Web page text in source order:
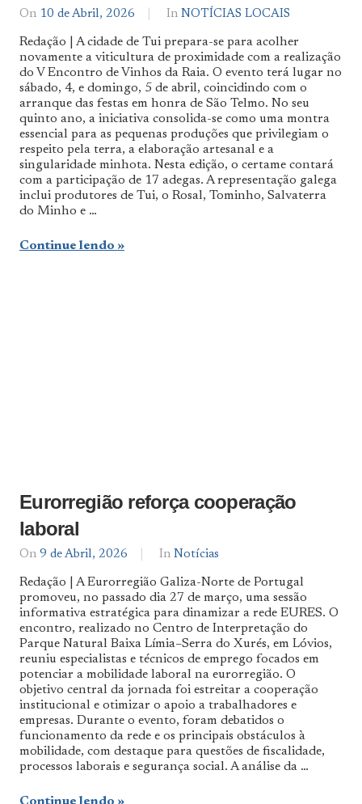
On 10 de Abril, 2026
By
De
Norte
a
Sul
In NOTÍCIAS LOCAIS
Redação | A cidade de Tui prepara-se para acolher
novamente a viticultura de proximidade com a realização
do V Encontro de Vinhos da Raia. O evento terá lugar no
sábado, 4, e domingo, 5 de abril, coincidindo com o
arranque das festas em honra de São Telmo. No seu
quinto ano, a iniciativa consolida-se como uma montra
essencial para as pequenas produções que privilegiam o
respeito pela terra, a elaboração artesanal e a
singularidade minhota. Nesta edição, o certame contará
com a participação de 17 adegas. A representação galega
inclui produtores de Tui, o Rosal, Tominho, Salvaterra
do Minho e …
Continue lendo
Eurorregião reforça cooperação
laboral
On 9 de Abril, 2026
By
De
Norte
a
Sul
In Notícias
Redação | A Eurorregião Galiza-Norte de Portugal
promoveu, no passado dia 27 de março, uma sessão
informativa estratégica para dinamizar a rede EURES. O
encontro, realizado no Centro de Interpretação do
Parque Natural Baixa Límia–Serra do Xurés, em Lóvios,
reuniu especialistas e técnicos de emprego focados em
potenciar a mobilidade laboral na eurorregião. O
objetivo central da jornada foi estreitar a cooperação
institucional e otimizar o apoio a trabalhadores e
empresas. Durante o evento, foram debatidos o
funcionamento da rede e os principais obstáculos à
mobilidade, com destaque para questões de fiscalidade,
processos laborais e segurança social. A análise da …